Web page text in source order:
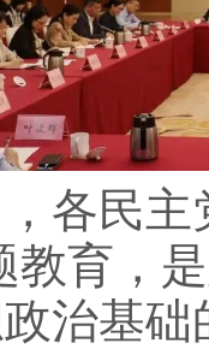
民主
教育，
治基